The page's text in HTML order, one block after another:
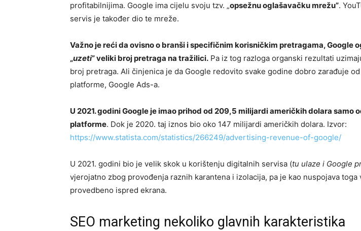
profitabilnijima. Google ima cijelu svoju tzv. „opsežnu oglašavačku mrežu”.
servis je također dio te mreže.
Važno je reći da ovisno o branši i specifičnim korisničkim pretragama, Google
„uzeti” veliki broj pretraga na tražilici. Pa iz tog razloga organski rezultati
broj pretraga. Ali činjenica je da Google redovito svake godine dobro zarađuje
platforme, Google Ads-a.
U 2021. godini Google je imao prihod od 209,5 milijardi američkih dolara samo
platforme. Dok je 2020. taj iznos bio oko 147 milijardi američkih dolara. Izvor:
https://www.statista.com/statistics/266249/advertising-revenue-of-google/
U 2021. godini bio je velik skok u korištenju digitalnih servisa (tu ulaze i Google
vjerojatno zbog provođenja raznih karantena i izolacija, pa je kao nuspojava toga
provedbeno ispred ekrana.
SEO marketing nekoliko glavnih karakteristika